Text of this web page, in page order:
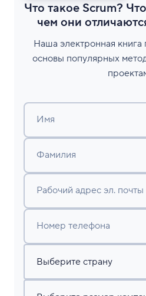
Что такое Scrum?
чем они
Наша электронная книга
основы популярных
Имя
Фамилия
Рабочий адрес эл. почты
Номер телефона